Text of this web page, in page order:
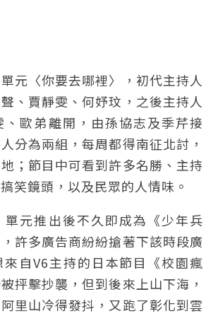
元〈你要去哪裡〉，初代主持人
、賈靜雯、何妤玟，之後主持人
、歐弟離開，由孫協志及季芹接
分為兩組，每周都得南征北討，
；節目中可看到許多名勝、主持
笑鏡頭，以及民眾的人情味。
單元推出後不久即成為《少年兵
許多廣告商紛紛搶著下該時段廣
自V6主持的日本節目《校園瘋
抨擊抄襲，但到後來上山下海，
里山冷得發抖，又跑了彰化到雲